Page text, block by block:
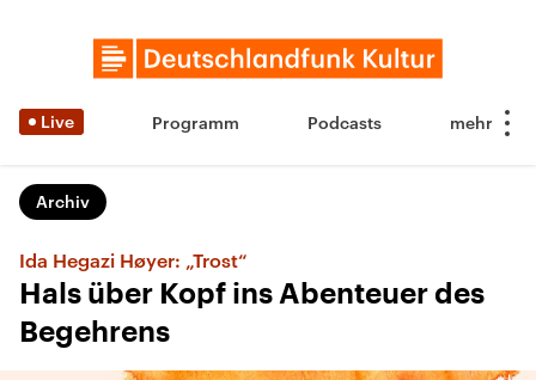
Live Programm Podcasts
Archiv
Ida Hegazi Høyer: „Trost“
Hals über Kopf ins Abenteuer des
Begehrens